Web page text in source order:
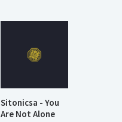
Sitonicsa - You
Are Not Alone